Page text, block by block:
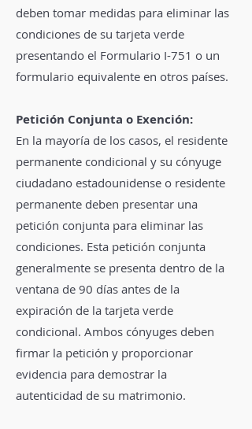
deben tomar medidas para eliminar las
condiciones de su tarjeta verde
presentando el Formulario I-751 o un
formulario equivalente en otros países.
Petición Conjunta o Exención:
En la mayoría de los casos, el residente
permanente condicional y su cónyuge
ciudadano estadounidense o residente
permanente deben presentar una
petición conjunta para eliminar las
condiciones. Esta petición conjunta
generalmente se presenta dentro de la
ventana de 90 días antes de la
expiración de la tarjeta verde
condicional. Ambos cónyuges deben
firmar la petición y proporcionar
evidencia para demostrar la
autenticidad de su matrimonio.